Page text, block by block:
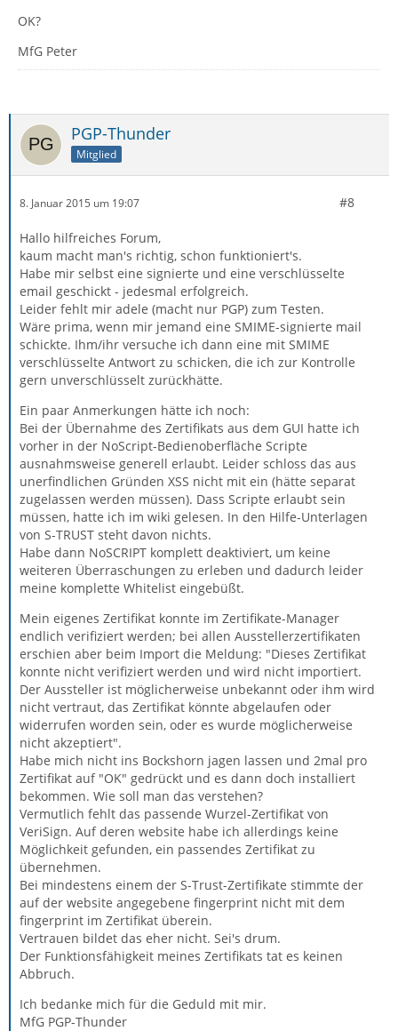
OK?
MfG Peter
PGP-Thunder
Mitglied
8. Januar 2015 um 19:07 #8
Hallo hilfreiches Forum,
kaum macht man's richtig, schon funktioniert's.
Habe mir selbst eine signierte und eine verschlüsselte
email geschickt - jedesmal erfolgreich.
Leider fehlt mir adele (macht nur PGP) zum Testen.
Wäre prima, wenn mir jemand eine SMIME-signierte mail
schickte. Ihm/ihr versuche ich dann eine mit SMIME
verschlüsselte Antwort zu schicken, die ich zur Kontrolle
gern unverschlüsselt zurückhätte.
Ein paar Anmerkungen hätte ich noch:
Bei der Übernahme des Zertifikats aus dem GUI hatte ich
vorher in der NoScript-Bedienoberfläche Scripte
ausnahmsweise generell erlaubt. Leider schloss das aus
unerfindlichen Gründen XSS nicht mit ein (hätte separat
zugelassen werden müssen). Dass Scripte erlaubt sein
müssen, hatte ich im wiki gelesen. In den Hilfe-Unterlagen
von S-TRUST steht davon nichts.
Habe dann NoSCRIPT komplett deaktiviert, um keine
weiteren Überraschungen zu erleben und dadurch leider
meine komplette Whitelist eingebüßt.
Mein eigenes Zertifikat konnte im Zertifikate-Manager
endlich verifiziert werden; bei allen Ausstellerzertifikaten
erschien aber beim Import die Meldung: "Dieses Zertifikat
konnte nicht verifiziert werden und wird nicht importiert.
Der Aussteller ist möglicherweise unbekannt oder ihm wird
nicht vertraut, das Zertifikat könnte abgelaufen oder
widerrufen worden sein, oder es wurde möglicherweise
nicht akzeptiert".
Habe mich nicht ins Bockshorn jagen lassen und 2mal pro
Zertifikat auf "OK" gedrückt und es dann doch installiert
bekommen. Wie soll man das verstehen?
Vermutlich fehlt das passende Wurzel-Zertifikat von
VeriSign. Auf deren website habe ich allerdings keine
Möglichkeit gefunden, ein passendes Zertifikat zu
übernehmen.
Bei mindestens einem der S-Trust-Zertifikate stimmte der
auf der website angegebene fingerprint nicht mit dem
fingerprint im Zertifikat überein.
Vertrauen bildet das eher nicht. Sei's drum.
Der Funktionsfähigkeit meines Zertifikats tat es keinen
Abbruch.
Ich bedanke mich für die Geduld mit mir.
MfG PGP-Thunder